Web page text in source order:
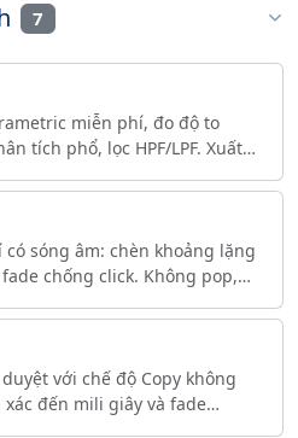
7
miễn phí, đo độ to
tích phổ, lọc HPF/LPF. Xuất
sóng âm: chèn khoảng lặng
chống click. Không pop,
với chế độ Copy không
đến mili giây và fade